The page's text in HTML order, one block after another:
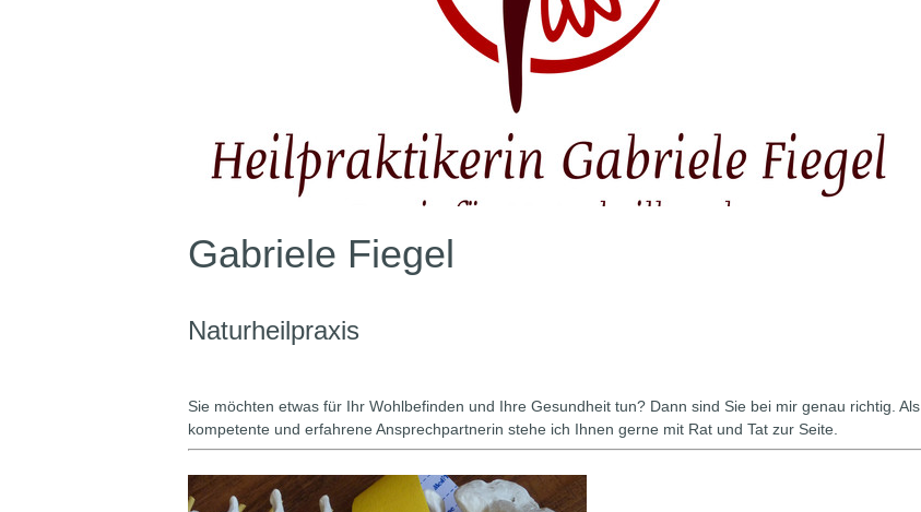
Gabriele Fiegel
Naturheilpraxis
Sie möchten etwas für Ihr Wohlbefinden und Ihre Gesundheit tun? Dann sind Sie bei mir genau richtig. Als
kompetente und erfahrene Ansprechpartnerin stehe ich Ihnen gerne mit Rat und Tat zur Seite.